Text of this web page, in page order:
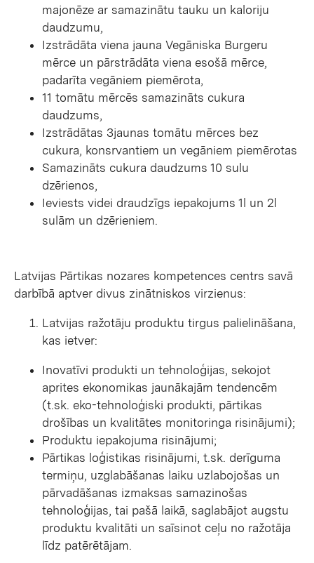
majonēze ar samazinātu tauku un kaloriju
daudzumu,
Izstrādāta viena jauna Vegāniska Burgeru
mērce un pārstrādāta viena esošā mērce,
padarīta vegāniem piemērota,
11 tomātu mērcēs samazināts cukura
daudzums,
Izstrādātas 3jaunas tomātu mērces bez
cukura, konsrvantiem un vegāniem piemērotas
Samazināts cukura daudzums 10 sulu
dzērienos,
Ieviests videi draudzīgs iepakojums 1l un 2l
sulām un dzērieniem.
Latvijas Pārtikas nozares kompetences centrs savā
darbībā aptver divus zinātniskos virzienus:
Latvijas ražotāju produktu tirgus palielināšana,
kas ietver:
Inovatīvi produkti un tehnoloģijas, sekojot
aprites ekonomikas jaunākajām tendencēm
(t.sk. eko-tehnoloģiski produkti, pārtikas
drošības un kvalitātes monitoringa risinājumi);
Produktu iepakojuma risinājumi;
Pārtikas loģistikas risinājumi, t.sk. derīguma
termiņu, uzglabāšanas laiku uzlabojošas un
pārvadāšanas izmaksas samazinošas
tehnoloģijas, tai pašā laikā, saglabājot augstu
produktu kvalitāti un saīsinot ceļu no ražotāja
līdz patērētājam.